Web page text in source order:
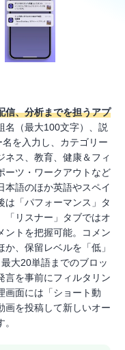
信、分析までを担うアプ
名（最大100文字）、説
を入力し、カテゴリー
ネス、教育、健康＆フィ
ーツ・ワークアウトなど
本語のほか英語やスペイ
は「パフォーマンス」タ
「リスナー」タブではオ
ントを把握可能。コメン
、保留レベルを「低」
大20単語までのブロッ
言を事前にフィルタリン
画面には「ショート動
画を投稿して新しいオー